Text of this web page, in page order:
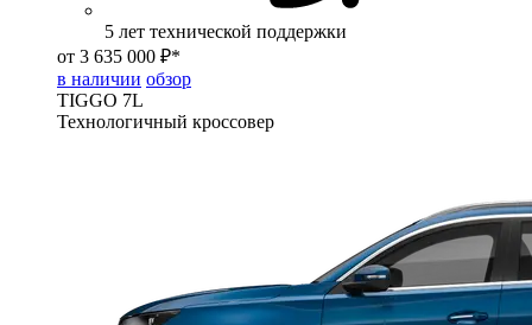
5 лет технической поддержки
от 3 635 000 ₽*
в наличии обзор
TIGGO 7L
Технологичный кроссовер